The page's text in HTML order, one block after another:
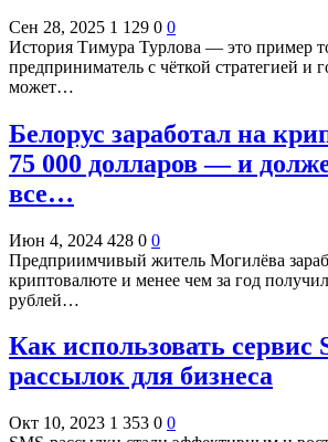
Сен 28, 2025 1 129 0 0
История Тимура Турлова — это пример
предприниматель с чёткой стратегией и
может…
Белорус заработал на
75 000 долларов — и
все…
Июн 4, 2024 428 0 0
Предприимчивый житель Могилёва
криптовалюте и менее чем за год
рублей…
Как использовать сервис
рассылок для бизнеса
Окт 10, 2023 1 353 0 0